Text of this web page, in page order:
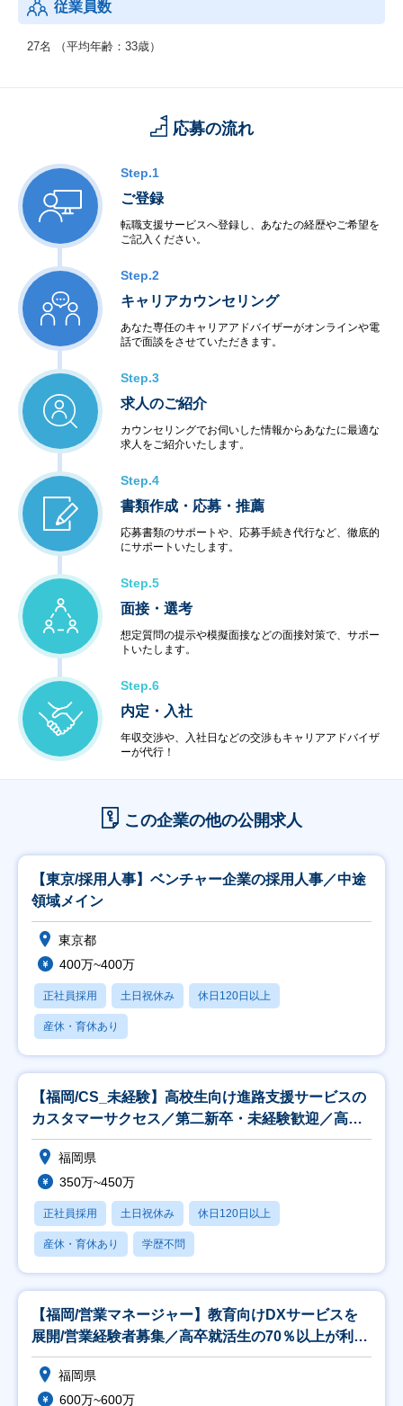
従業員数
27名 （平均年齢：33歳）
応募の流れ
Step.1
ご登録
転職支援サービスへ登録し、あなたの経歴やご希望を
ご記入ください。
Step.2
キャリアカウンセリング
あなた専任のキャリアアドバイザーがオンラインや電
話で面談をさせていただきます。
Step.3
求人のご紹介
カウンセリングでお伺いした情報からあなたに最適な
求人をご紹介いたします。
Step.4
書類作成・応募・推薦
応募書類のサポートや、応募手続き代行など、徹底的
にサポートいたします。
Step.5
面接・選考
想定質問の提示や模擬面接などの面接対策で、サポー
トいたします。
Step.6
内定・入社
年収交渉や、入社日などの交渉もキャリアアドバイザ
ーが代行！
この企業の他の公開求人
【東京/採用人事】ベンチャー企業の採用人事／中途
領域メイン
東京都
400万~400万
正社員採用 土日祝休み 休日120日以上
産休・育休あり
【福岡/CS_未経験】高校生向け進路支援サービスの
カスタマーサクセス／第二新卒・未経験歓迎／高卒
就活
福岡県
350万~450万
正社員採用 土日祝休み 休日120日以上
産休・育休あり 学歴不問
【福岡/営業マネージャー】教育向けDXサービスを
展開/営業経験者募集／高卒就活生の70％以上が利用
の
福岡県
600万~600万